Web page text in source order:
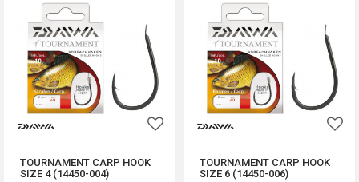
TOURNAMENT CARP HOOK
SIZE 4 (14450-004)
TOURNAMENT CARP HOOK
SIZE 6 (14450-006)